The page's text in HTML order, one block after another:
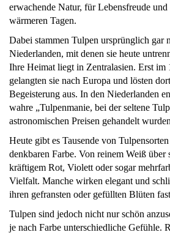
erwachende Natur, für Lebensfreude
wärmeren Tagen.
Dabei stammen Tulpen ursprünglich gar
Niederlanden, mit denen sie heute
Ihre Heimat liegt in Zentralasien. Erst im
gelangten sie nach Europa und lösten
Begeisterung aus. In den Niederlanden
wahre „Tulpenmanie, bei der seltene
astronomischen Preisen gehandelt
Heute gibt es Tausende von
denkbaren Farbe. Von reinem Weiß
kräftigem Rot, Violett oder sogar
Vielfalt. Manche wirken elegant und
ihren gefransten oder gefüllten Blüten
Tulpen sind jedoch nicht nur schön
je nach Farbe unterschiedliche Gefühle.